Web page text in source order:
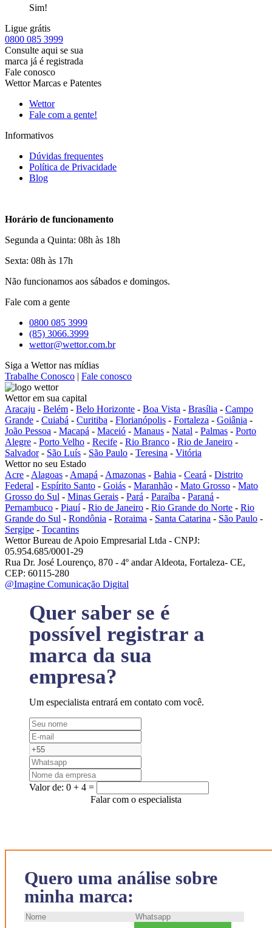
Quero uma análise sobre
minha marca:
Sim!
Ligue grátis
0800 085 3999
Consulte aqui se sua
marca já é registrada
Fale conosco
Wettor Marcas e Patentes
Wettor
Fale com a gente!
Informativos
Dúvidas frequentes
Política de Privacidade
Blog
Horário de funcionamento
Segunda a Quinta: 08h às 18h
Sexta: 08h às 17h
Não funcionamos aos sábados e domingos.
Fale com a gente
0800 085 3999
(85) 3066.3999
wettor@wettor.com.br
Siga a Wettor nas mídias
Trabalhe Conosco | Fale conosco
Wettor em sua capital
Aracaju - Belém - Belo Horizonte - Boa Vista - Brasília - Campo
Grande - Cuiabá - Curitiba - Florianópolis - Fortaleza - Goiânia -
João Pessoa - Macapá - Maceió - Manaus - Natal - Palmas - Porto
Alegre - Porto Velho - Recife - Rio Branco - Rio de Janeiro -
Salvador- São Luís - São Paulo - Teresina - Vitória
Wettor no seu Estado
Acre - Alagoas - Amapá - Amazonas - Bahia - Ceará - Distrito
Federal - Espírito Santo - Goiás - Maranhão - Mato Grosso - Mato
Grosso do Sul - Minas Gerais - Pará - Paraíba - Paraná -
Pernambuco - Piauí- Rio de Janeiro - Rio Grande do Norte - Rio
Grande do Sul - Rondônia - Roraima - Santa Catarina - São Paulo -
Sergipe - Tocantins
Wettor Bureau de Apoio Empresarial Ltda - CNPJ:
05.954.685/0001-29
Rua Dr. José Lourenço, 870 - 4º andar Aldeota, Fortaleza- CE,
CEP: 60115-280
@Imagine Comunicação Digital
Quer saber se é
possível registrar a
marca da sua
empresa?
Um especialista entrará em contato com você.
Valor de: 0 + 4 =
Falar com o especialista